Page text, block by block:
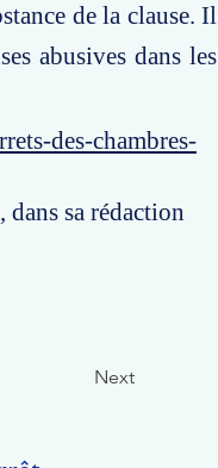
de la clause. Il
abusives dans les
des-chambres-
sa rédaction
Next